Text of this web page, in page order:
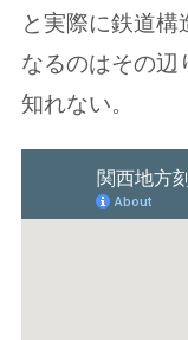
と実際に鉄道
なるのはその辺
知れない。